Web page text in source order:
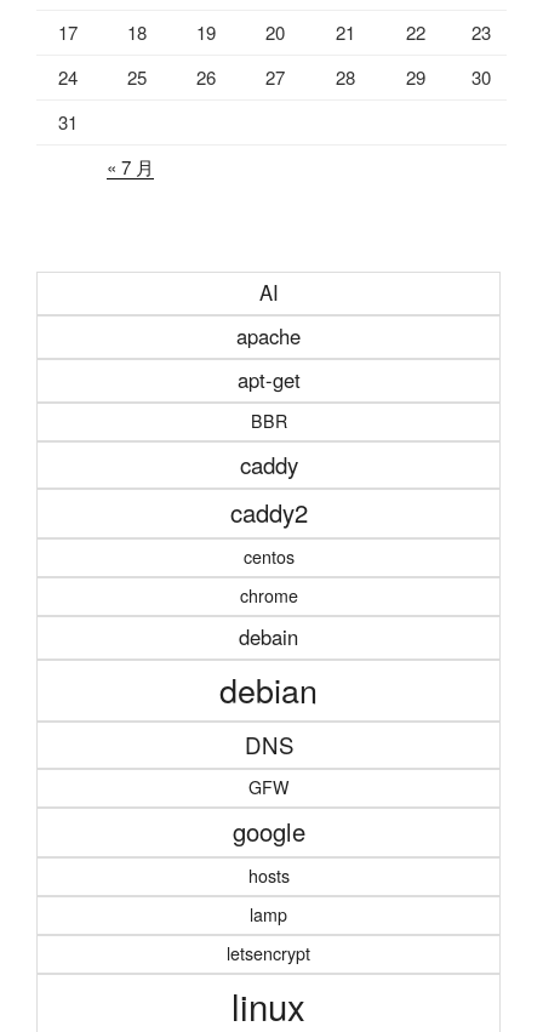
17
18 19 20 21 22
23
24
25 26 27 28 29
30
31
« 7 月
AI
apache
apt-get
BBR
caddy
caddy2
centos
chrome
debain
debian
DNS
GFW
google
hosts
lamp
letsencrypt
linux